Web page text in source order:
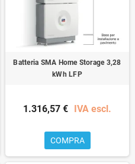
Batteria SMA Home Storage 3,28
kWh LFP
1.316,57 € IVA escl.
COMPRA